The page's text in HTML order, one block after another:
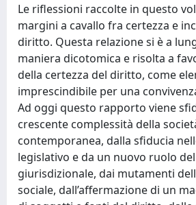
Le riflessioni raccolte in questo
margini a cavallo fra certezza e
diritto. Questa relazione si è a
maniera dicotomica e risolta a
della certezza del diritto, come
imprescindibile per una
Ad oggi questo rapporto viene
crescente complessità della
contemporanea, dalla sfiducia
legislativo e da un nuovo ruolo
giurisdizionale, dai mutamenti
sociale, dall’affermazione di un